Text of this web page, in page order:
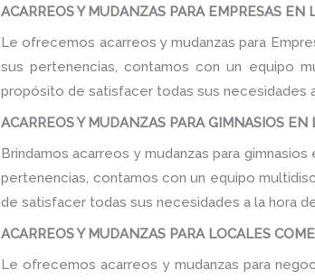
ACARREOS Y MUDANZAS PARA EMPRESAS EN
Le ofrecemos acarreos y mudanzas para
sus pertenencias, contamos con un equipo
propósito de satisfacer todas sus necesidades
ACARREOS Y MUDANZAS PARA GIMNASIOS EN
Brindamos acarreos y mudanzas para
pertenencias, contamos con un equipo
de satisfacer todas sus necesidades a la hora
ACARREOS Y MUDANZAS PARA LOCALES
Le ofrecemos acarreos y mudanzas para